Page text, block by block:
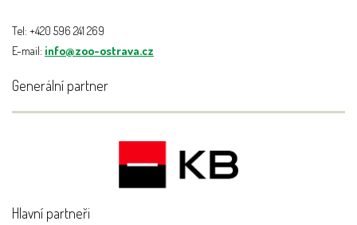
Tel: +420 596 241 269
E-mail: info@zoo-ostrava.cz
Generální partner
Hlavní partneři